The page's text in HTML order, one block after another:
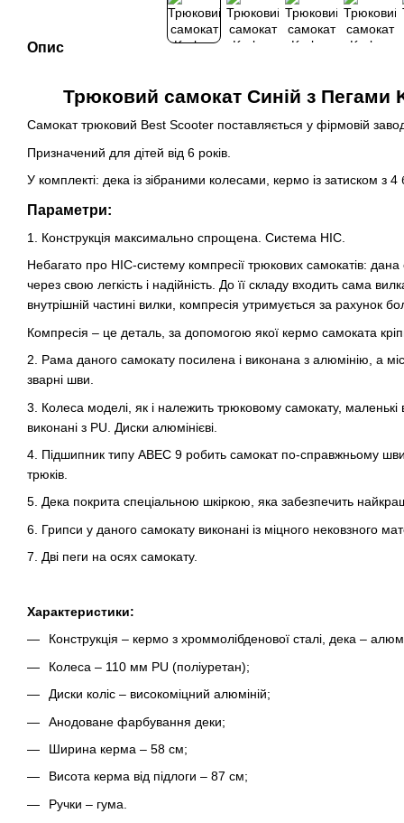
Опис
Трюковий самокат Синій з Пегами
Самокат трюковий Best Scooter поставляється у фірмовій
Призначений для дітей від 6 років.
У комплекті: дека із зібраними колесами, кермо із затиском
Параметри:
1. Конструкція максимально спрощена. Система HIC.
Небагато про HIC-систему компресії трюкових самокатів:
через свою легкість і надійність. До її складу входить сама
внутрішній частині вилки, компресія утримується за рахунок
Компресія – це деталь, за допомогою якої кермо самоката
2. Рама даного самокату посилена і виконана з алюмінію, а
зварні шви.
3. Колеса моделі, як і належить трюковому самокату, маленькі
виконані з PU. Диски алюмінієві.
4. Підшипник типу ABEC 9 робить самокат по-справжньому
трюків.
5. Дека покрита спеціальною шкіркою, яка забезпечить
6. Грипси у даного самокату виконані із міцного нековзного
7. Дві пеги на осях самокату.
Характеристики:
Конструкція – кермо з хроммолібденової сталі, дека –
Колеса – 110 мм PU (поліуретан);
Диски коліс – високоміцний алюміній;
Анодоване фарбування деки;
Ширина керма – 58 см;
Висота керма від підлоги – 87 см;
Ручки – гума.